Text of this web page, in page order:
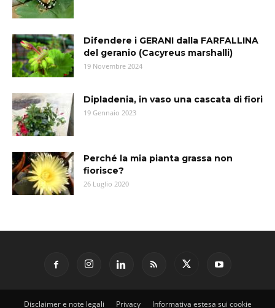
Difendere i GERANI dalla FARFALLINA
del geranio (Cacyreus marshalli)
19 Novembre 2024
Dipladenia, in vaso una cascata di fiori
19 Gennaio 2023
Perché la mia pianta grassa non
fiorisce?
26 Luglio 2020
Disclaimer e note legali Privacy Informativa estesa sui cookie